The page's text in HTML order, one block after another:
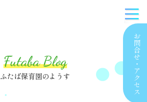
お問合せ
・
アクセス
Futaba Blog
ふたば保育園のようす